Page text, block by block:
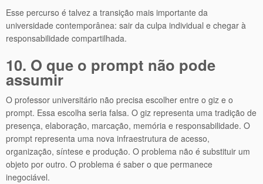
Esse percurso é talvez a transição mais importante da
universidade contemporânea: sair da culpa individual e chegar à
responsabilidade compartilhada.
10. O que o prompt não pode
assumir
O professor universitário não precisa escolher entre o giz e o
prompt. Essa escolha seria falsa. O giz representa uma tradição de
presença, elaboração, marcação, memória e responsabilidade. O
prompt representa uma nova infraestrutura de acesso,
organização, síntese e produção. O problema não é substituir um
objeto por outro. O problema é saber o que permanece
inegociável.